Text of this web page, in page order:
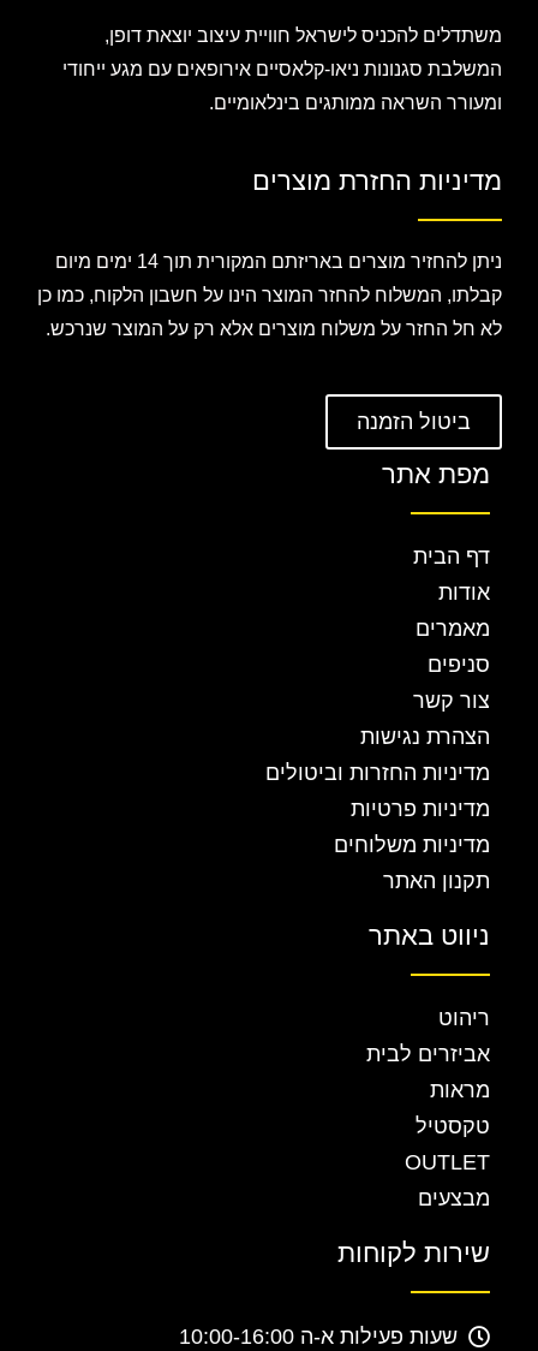
משתדלים להכניס לישראל חוויית עיצוב יוצאת דופן,
המשלבת סגנונות ניאו-קלאסיים אירופאים עם מגע ייחודי
ומעורר השראה ממותגים בינלאומיים.
מדיניות החזרת מוצרים
ניתן להחזיר מוצרים באריזתם המקורית תוך 14 ימים מיום
קבלתו, המשלוח להחזר המוצר הינו על חשבון הלקוח, כמו כן
לא חל החזר על משלוח מוצרים אלא רק על המוצר שנרכש.
ביטול הזמנה
מפת אתר
דף הבית
אודות
מאמרים
סניפים
צור קשר
הצהרת נגישות
מדיניות החזרות וביטולים
מדיניות פרטיות
מדיניות משלוחים
תקנון האתר
ניווט באתר
ריהוט
אביזרים לבית
מראות
טקסטיל
OUTLET
מבצעים
שירות לקוחות
שעות פעילות א-ה 10:00-16:00